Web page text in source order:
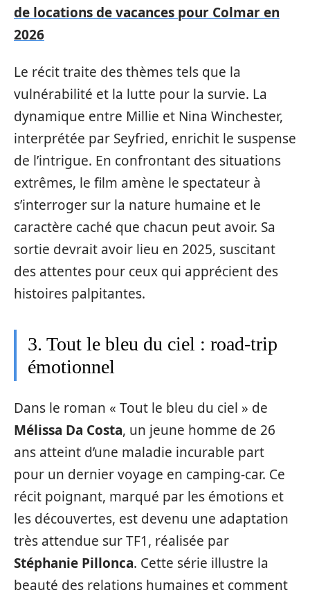
de locations de vacances pour Colmar en
2026
Le récit traite des thèmes tels que la
vulnérabilité et la lutte pour la survie. La
dynamique entre Millie et Nina Winchester,
interprétée par Seyfried, enrichit le suspense
de l’intrigue. En confrontant des situations
extrêmes, le film amène le spectateur à
s’interroger sur la nature humaine et le
caractère caché que chacun peut avoir. Sa
sortie devrait avoir lieu en 2025, suscitant
des attentes pour ceux qui apprécient des
histoires palpitantes.
3. Tout le bleu du ciel : road-trip
émotionnel
Dans le roman « Tout le bleu du ciel » de
Mélissa Da Costa, un jeune homme de 26
ans atteint d’une maladie incurable part
pour un dernier voyage en camping-car. Ce
récit poignant, marqué par les émotions et
les découvertes, est devenu une adaptation
très attendue sur TF1, réalisée par
Stéphanie Pillonca. Cette série illustre la
beauté des relations humaines et comment